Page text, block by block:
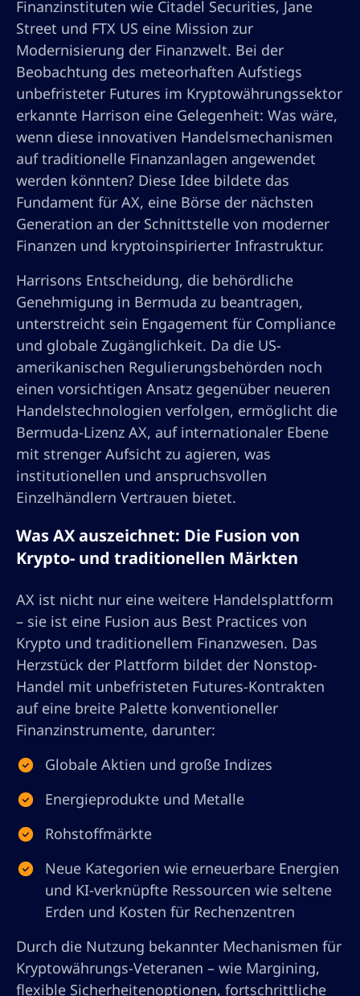
Finanzinstituten wie Citadel Securities, Jane
Street und FTX US eine Mission zur
Modernisierung der Finanzwelt. Bei der
Beobachtung des meteorhaften Aufstiegs
unbefristeter Futures im Kryptowährungssektor
erkannte Harrison eine Gelegenheit: Was wäre,
wenn diese innovativen Handelsmechanismen
auf traditionelle Finanzanlagen angewendet
werden könnten? Diese Idee bildete das
Fundament für AX, eine Börse der nächsten
Generation an der Schnittstelle von moderner
Finanzen und kryptoinspirierter Infrastruktur.
Harrisons Entscheidung, die behördliche
Genehmigung in Bermuda zu beantragen,
unterstreicht sein Engagement für Compliance
und globale Zugänglichkeit. Da die US-
amerikanischen Regulierungsbehörden noch
einen vorsichtigen Ansatz gegenüber neueren
Handelstechnologien verfolgen, ermöglicht die
Bermuda-Lizenz AX, auf internationaler Ebene
mit strenger Aufsicht zu agieren, was
institutionellen und anspruchsvollen
Einzelhändlern Vertrauen bietet.
Was AX auszeichnet: Die Fusion von
Krypto- und traditionellen Märkten
AX ist nicht nur eine weitere Handelsplattform
– sie ist eine Fusion aus Best Practices von
Krypto und traditionellem Finanzwesen. Das
Herzstück der Plattform bildet der Nonstop-
Handel mit unbefristeten Futures-Kontrakten
auf eine breite Palette konventioneller
Finanzinstrumente, darunter:
Globale Aktien und große Indizes
Energieprodukte und Metalle
Rohstoffmärkte
Neue Kategorien wie erneuerbare Energien
und KI-verknüpfte Ressourcen wie seltene
Erden und Kosten für Rechenzentren
Durch die Nutzung bekannter Mechanismen für
Kryptowährungs-Veteranen – wie Margining,
flexible Sicherheitenoptionen, fortschrittliche